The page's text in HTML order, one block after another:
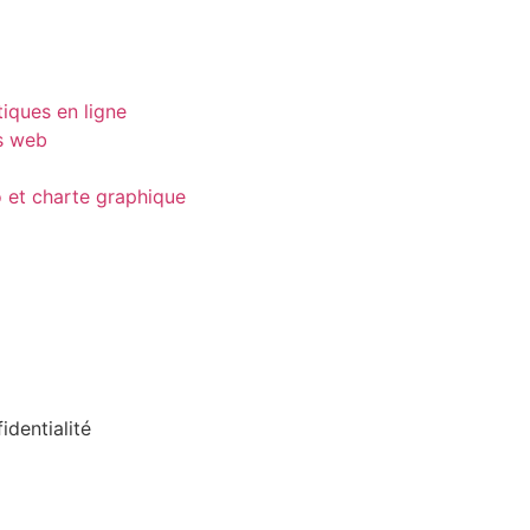
en ligne
web
et charte graphique